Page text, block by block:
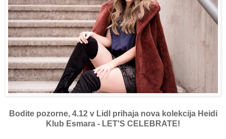
Bodite pozorne, 4.12 v Lidl prihaja nova kolekcija Heidi
Klub Esmara - LET'S CELEBRATE!